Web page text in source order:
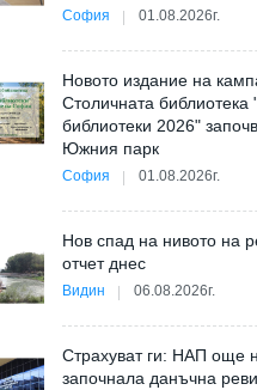
София 01.08.2026г.
Новото издание на
Столичната библиотека
библиотеки 2026"
Южния парк
София 01.08.2026г.
Нов спад на нивото на
отчет днес
Видин 06.08.2026г.
Страхуват ги: НАП още
започнала данъчна